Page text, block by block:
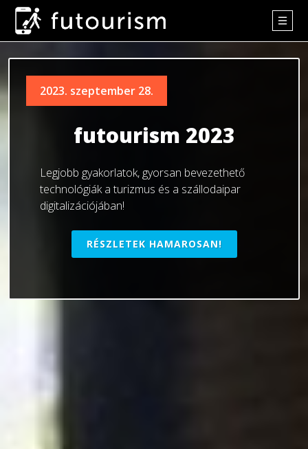
2023. szeptember 28.
futourism 2023
Legjobb gyakorlatok, gyorsan bevezethető
technológiák a turizmus és a szállodaipar
digitalizációjában!
RÉSZLETEK HAMAROSAN!